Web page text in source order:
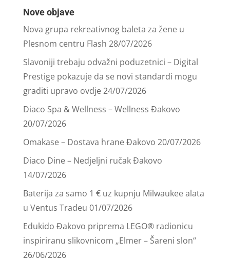
Nove objave
Nova grupa rekreativnog baleta za žene u
Plesnom centru Flash 28/07/2026
Slavoniji trebaju odvažni poduzetnici – Digital
Prestige pokazuje da se novi standardi mogu
graditi upravo ovdje24/07/2026
Diaco Spa & Wellness – Wellness Đakovo
20/07/2026
Omakase – Dostava hrane Đakovo 20/07/2026
Diaco Dine – Nedjeljni ručak Đakovo
14/07/2026
Baterija za samo 1 € uz kupnju Milwaukee alata
u Ventus Tradeu 01/07/2026
Edukido Đakovo priprema LEGO® radionicu
inspiriranu slikovnicom „Elmer – Šareni slon“
26/06/2026